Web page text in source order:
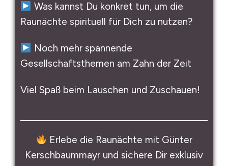
Was kannst Du konkret tun, um die
Raunächte spirituell für Dich zu nutzen?
Noch mehr spannende
Gesellschaftsthemen am Zahn der Zeit
Viel Spaß beim Lauschen und Zuschauen!
Erlebe die Raunächte mit Günter
Kerschbaummayr und sichere Dir exklusiv